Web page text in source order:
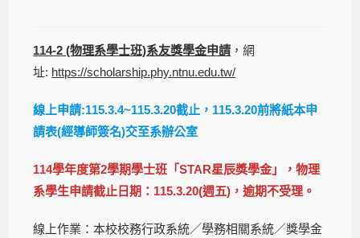
114-2 (物理系學士班)系友獎學金申請 ，網
址: https://scholarship.phy.ntnu.edu.tw/
線上申請:115.3.4~115.3.20截止，115.3.20前將紙本申
請表(經導師簽名)交至系辦公室
114學年度第2學期學士班「STAR星辰獎學金」，物理
系學生申請截止日期：115.3.20(週五)，逾期不受理。
線上作業：本校校務行政系統／學務相關系統／獎學金